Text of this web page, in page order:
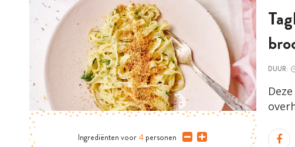
DUUR:
Ingrediënten voor 4 personen